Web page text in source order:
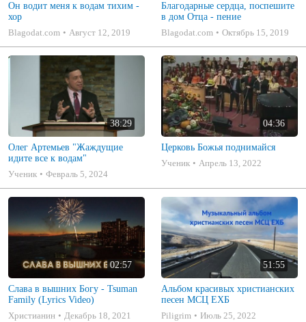
Он водит меня к водам тихим -
хор
Blagodat.com
Август 12, 2019
Благодарные сердца, поспешите
в дом Отца - пение
Blagodat.com
Октябрь 15, 2019
38:29
Олег Артемьев "Жаждущие
идите все к водам"
Ученик
Февраль 5, 2024
04:36
Церковь Божья поднимайся
Ученик
Апрель 13, 2022
02:57
Слава в вышних Богу - Tsuman
Family (Lyrics Video)
Христианин
Декабрь 18, 2021
51:55
Альбом красивых христианских
песен МСЦ ЕХБ
Piligrim
Июль 25, 2022